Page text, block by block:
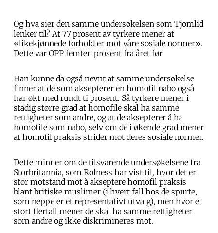
Og hva sier den samme undersøkelsen som Tjomlid
lenker til? At 77 prosent av tyrkere mener at
«likekjønnede forhold er mot våre sosiale normer».
Dette var OPP femten prosent fra året før.
Han kunne da også nevnt at samme undersøkelse
finner at de som aksepterer en homofil nabo også
har økt med rundt ti prosent. Så tyrkere mener i
stadig større grad at homofile skal ha samme
rettigheter som andre, og at de aksepterer å ha
homofile som nabo, selv om de i økende grad mener
at homofil praksis strider mot deres sosiale normer.
Dette minner om de tilsvarende undersøkelsene fra
Storbritannia, som Rolness har vist til, hvor det er
stor motstand mot å akseptere homofil praksis
blant britiske muslimer (i hvert fall hos de spurte,
som neppe er et representativt utvalg), men hvor et
stort flertall mener de skal ha samme rettigheter
som andre og ikke diskrimineres mot.